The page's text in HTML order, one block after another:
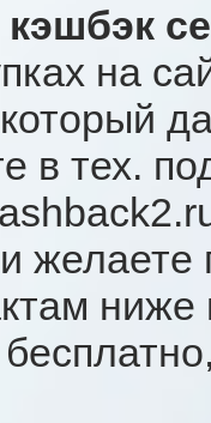
на
в тех.
желаете